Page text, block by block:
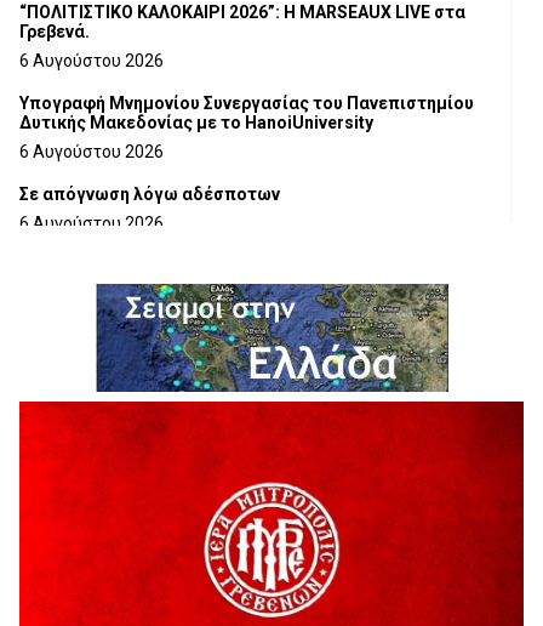
“ΠΟΛΙΤΙΣΤΙΚΟ ΚΑΛΟΚΑΙΡΙ 2026”: Η MARSEAUX LIVE στα
Γρεβενά.
6 Αυγούστου 2026
Υπογραφή Μνημονίου Συνεργασίας του Πανεπιστημίου
Δυτικής Μακεδονίας με το HanoiUniversity
6 Αυγούστου 2026
Σε απόγνωση λόγω αδέσποτων
6 Αυγούστου 2026
6 Αυγούστου 2026
Ολοκληρώνεται η ασφαλτόστρωση της οδού Περιβόλι –
6 Αυγούστου 2026
H παραδοχή λαθών είναι (και) δύναμη
5 Αυγούστου 2026
Ο ΑΝΔΡΕΑΣ ΑΣΛΑΝΙΔΗΣ ΣΥΝΕΧΙΖΕΙ ΣΤΟΝ ΠΡΩΤΕΑ
ΓΡΕΒΕΝΩΝ
5 Αυγούστου 2026
Ευχαριστήριο Εκπολιτιστικού Συλλόγου Ταξιάρχη προς κ.
Παρασχάκη Αθανάσιο